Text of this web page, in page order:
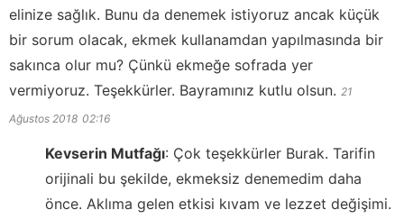
elinize sağlık. Bunu da denemek istiyoruz ancak küçük
bir sorum olacak, ekmek kullanamdan yapılmasında bir
sakınca olur mu? Çünkü ekmeğe sofrada yer
vermiyoruz. Teşekkürler. Bayramınız kutlu olsun. 21
Ağustos 2018 02:16
Kevserin Mutfağı: Çok teşekkürler Burak. Tarifin
orijinali bu şekilde, ekmeksiz denemedim daha
önce. Aklıma gelen etkisi kıvam ve lezzet değişimi.